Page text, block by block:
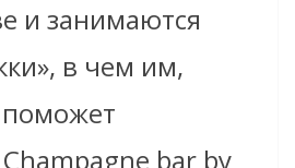
и занимаются
в чем им,
поможет
bar by